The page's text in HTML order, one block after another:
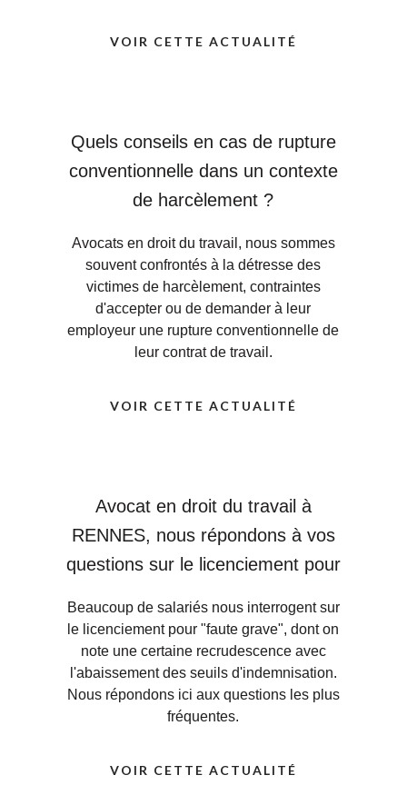
VOIR CETTE ACTUALITÉ
Quels conseils en cas de rupture
conventionnelle dans un contexte
de harcèlement ?
Avocats en droit du travail, nous sommes
souvent confrontés à la détresse des
victimes de harcèlement, contraintes
d'accepter ou de demander à leur
employeur une rupture conventionnelle de
leur contrat de travail.
VOIR CETTE ACTUALITÉ
Avocat en droit du travail à
RENNES, nous répondons à vos
questions sur le licenciement pour
Beaucoup de salariés nous interrogent sur
le licenciement pour "faute grave", dont on
note une certaine recrudescence avec
l'abaissement des seuils d'indemnisation.
Nous répondons ici aux questions les plus
fréquentes.
VOIR CETTE ACTUALITÉ